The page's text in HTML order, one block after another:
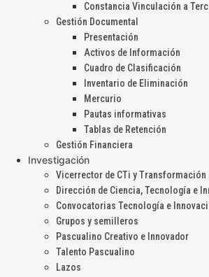
Constancia Vinculación a
Gestión Documental
Presentación
Activos de Información
Cuadro de Clasificación
Inventario de Eliminación
Mercurio
Pautas informativas
Tablas de Retención
Gestión Financiera
Investigación
Vicerrector de CTi y Transformación
Dirección de Ciencia, Tecnología e
Convocatorias Tecnología e
Grupos y semilleros
Pascualino Creativo e Innovador
Talento Pascualino
Lazos